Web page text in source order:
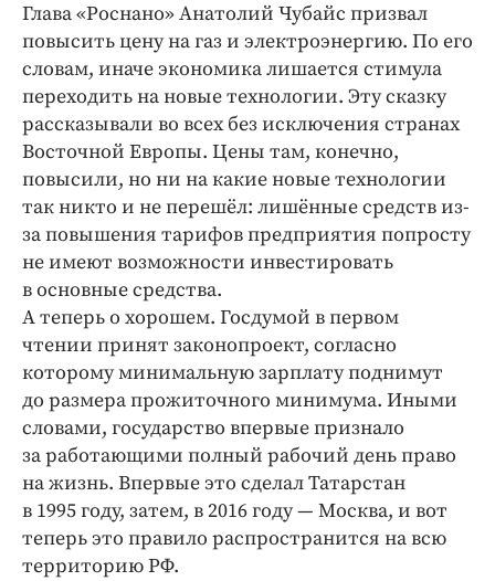
Глава «Роснано» Анатолий Чубайс призвал
повысить цену на газ и электроэнергию. По его
словам, иначе экономика лишается стимула
переходить на новые технологии. Эту сказку
рассказывали во всех без исключения странах
Восточной Европы. Цены там, конечно,
повысили, но ни на какие новые технологии
так никто и не перешёл: лишённые средств из-
за повышения тарифов предприятия попросту
не имеют возможности инвестировать
в основные средства.
А теперь о хорошем. Госдумой в первом
чтении принят законопроект, согласно
которому минимальную зарплату поднимут
до размера прожиточного минимума. Иными
словами, государство впервые признало
за работающими полный рабочий день право
на жизнь. Впервые это сделал Татарстан
в 1995 году, затем, в 2016 году — ​Москва, и вот
теперь это правило распространится на всю
территорию РФ.